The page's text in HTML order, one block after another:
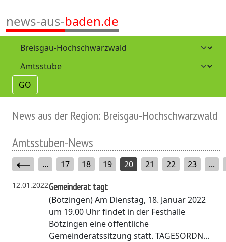
news-aus-baden.de
GO
News aus der Region: Breisgau-Hochschwarzwald
Amtsstuben-News
... 17 18 19 20 21 22 23 ...
12.01.2022Gemeinderat tagt
(Bötzingen)Am Dienstag, 18. Januar 2022
um 19.00 Uhr findet in der Festhalle
Bötzingen eine öffentliche
Gemeinderatssitzung statt. TAGESORDN...